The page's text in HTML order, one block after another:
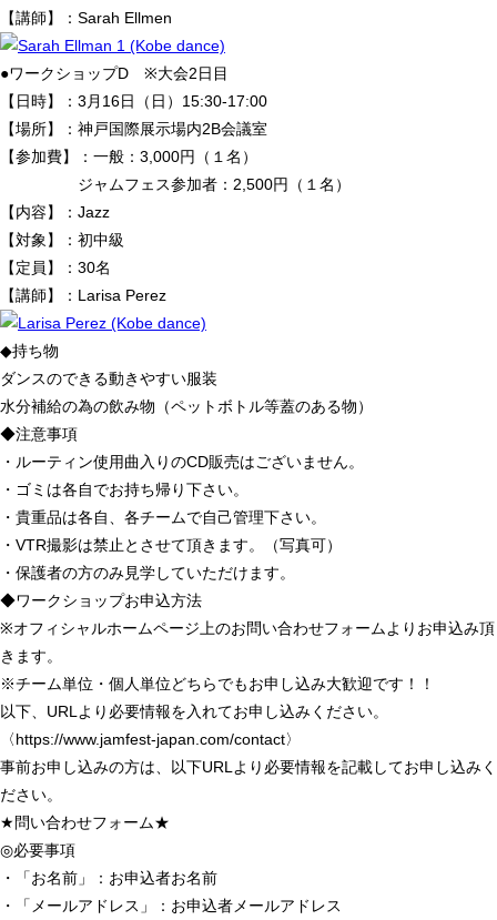
【講師】：Sarah Ellmen
●ワークショップD ※大会2日目
【日時】：3月16日（日）15:30-17:00
【場所】：神戸国際展示場内2B会議室
【参加費】：一般：3,000円（１名）
ジャムフェス参加者：2,500円（１名）
【内容】：Jazz
【対象】：初中級
【定員】：30名
【講師】：Larisa Perez
◆持ち物
ダンスのできる動きやすい服装
水分補給の為の飲み物（ペットボトル等蓋のある物）
◆注意事項
・ルーティン使用曲入りのCD販売はございません。
・ゴミは各自でお持ち帰り下さい。
・貴重品は各自、各チームで自己管理下さい。
・VTR撮影は禁止とさせて頂きます。（写真可）
・保護者の方のみ見学していただけます。
◆ワークショップお申込方法
※オフィシャルホームページ上のお問い合わせフォームよりお申込み頂
きます。
※チーム単位・個人単位どちらでもお申し込み大歓迎です！！
以下、URLより必要情報を入れてお申し込みください。
〈https://www.jamfest-japan.com/contact〉
事前お申し込みの方は、以下URLより必要情報を記載してお申し込みく
ださい。
★問い合わせフォーム★
◎必要事項
・「お名前」：お申込者お名前
・「メールアドレス」：お申込者メールアドレス